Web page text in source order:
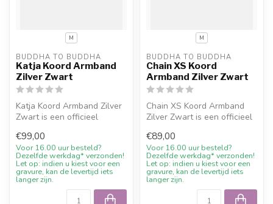
M
BUDDHA TO BUDDHA
Katja Koord Armband
Zilver Zwart
Katja Koord Armband Zilver
Zwart is een officieel
Mate...
€99,00
Voor 16.00 uur besteld?
Dezelfde werkdag* verzonden!
Let op: indien u kiest voor een
gravure, kan de levertijd iets
langer zijn.
M
BUDDHA TO BUDDHA
Chain XS Koord
Armband Zilver Zwart
Chain XS Koord Armband
Zilver Zwart is een officieel
M...
€89,00
Voor 16.00 uur besteld?
Dezelfde werkdag* verzonden!
Let op: indien u kiest voor een
gravure, kan de levertijd iets
langer zijn.